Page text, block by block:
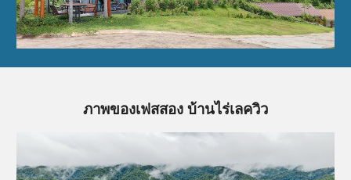
ภาพของเฟสสอง บ้านไร่เลควิว